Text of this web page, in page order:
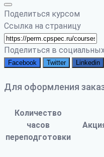
Поделиться курсом
Ссылка на страницу
Поделиться в
Facebook Twitter Linkedin
Для оформления
Количество
часов
переподготовки